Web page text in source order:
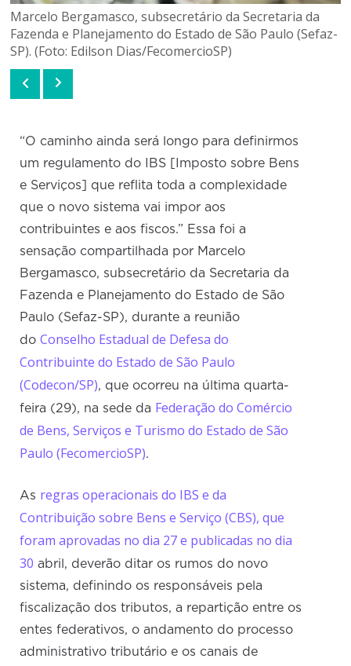
Marcelo Bergamasco, subsecretário da Secretaria da
Fazenda e Planejamento do Estado de São Paulo (Sefaz-
SP). (Foto: Edilson Dias/FecomercioSP)
“O caminho ainda será longo para definirmos
um regulamento do IBS [Imposto sobre Bens
e Serviços] que reflita toda a complexidade
que o novo sistema vai impor aos
contribuintes e aos fiscos.” Essa foi a
sensação compartilhada por Marcelo
Bergamasco, subsecretário da Secretaria da
Fazenda e Planejamento do Estado de São
Paulo (Sefaz-SP), durante a reunião
doConselho Estadual de Defesa do
Contribuinte do Estado de São Paulo
(Codecon/SP), que ocorreu na última quarta-
feira (29), na sede da Federação do Comércio
de Bens, Serviços e Turismo do Estado de São
Paulo (FecomercioSP).
As regras operacionais do IBS e da
Contribuição sobre Bens e Serviço (CBS), que
foram aprovadas no dia 27 e publicadas no dia
30 abril, deverão ditar os rumos do novo
sistema, definindo os responsáveis pela
fiscalização dos tributos, a repartição entre os
entes federativos, o andamento do processo
administrativo tributário e os canais de